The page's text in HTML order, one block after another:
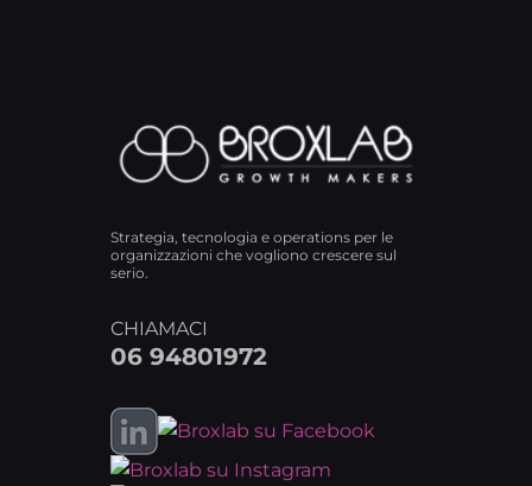
Strategia, tecnologia e operations per le
organizzazioni che vogliono crescere sul
serio.
CHIAMACI
06 94801972